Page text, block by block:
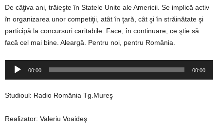
De câţiva ani, trăieşte în Statele Unite ale Americii. Se implică activ
în organizarea unor competiţii, atât în ţară, cât şi în străinătate şi
participă la concursuri caritabile. Face, în continuare, ce ştie să
facă cel mai bine. Aleargă. Pentru noi, pentru România.
Player
00:00 00:00
Studioul: Radio România Tg.Mureş
Realizator: Valeriu Voaideş